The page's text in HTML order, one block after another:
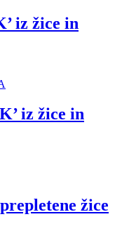
iz žice in
iz žice in
žice